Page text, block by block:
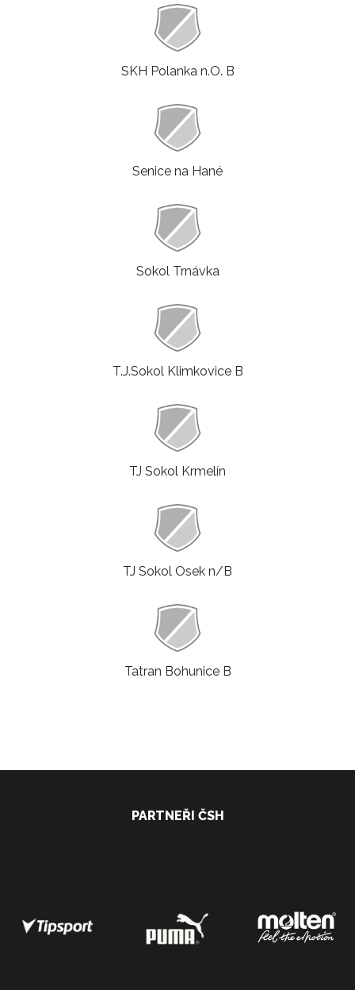
SKH Polanka n.O. B
Senice na Hané
Sokol Trnávka
T.J.Sokol Klimkovice B
TJ Sokol Krmelín
TJ Sokol Osek n/B
Tatran Bohunice B
PARTNEŘI ČSH